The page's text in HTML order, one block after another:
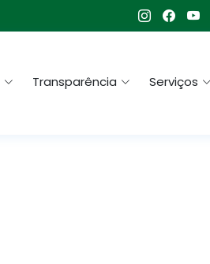
Transparência Serviços